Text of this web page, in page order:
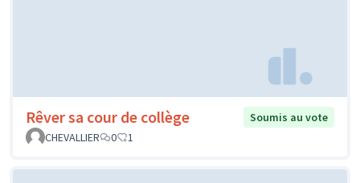
Rêver sa cour de collège
Soumis au vote
CHEVALLIER
0 1